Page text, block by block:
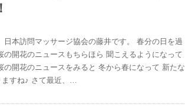
日本訪問マッサージ協会の藤井です。 春分の日を過
の開花のニュースもちらほら 聞こえるようになって
の開花のニュースをみると 冬から春になって 新たな
すね♪ さて最近、…